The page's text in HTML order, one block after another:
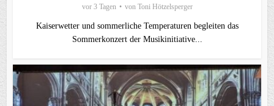
vor 3 Tagen von Toni Hötzelsperger
Kaiserwetter und sommerliche Temperaturen begleiten das
Sommerkonzert der Musikinitiative...